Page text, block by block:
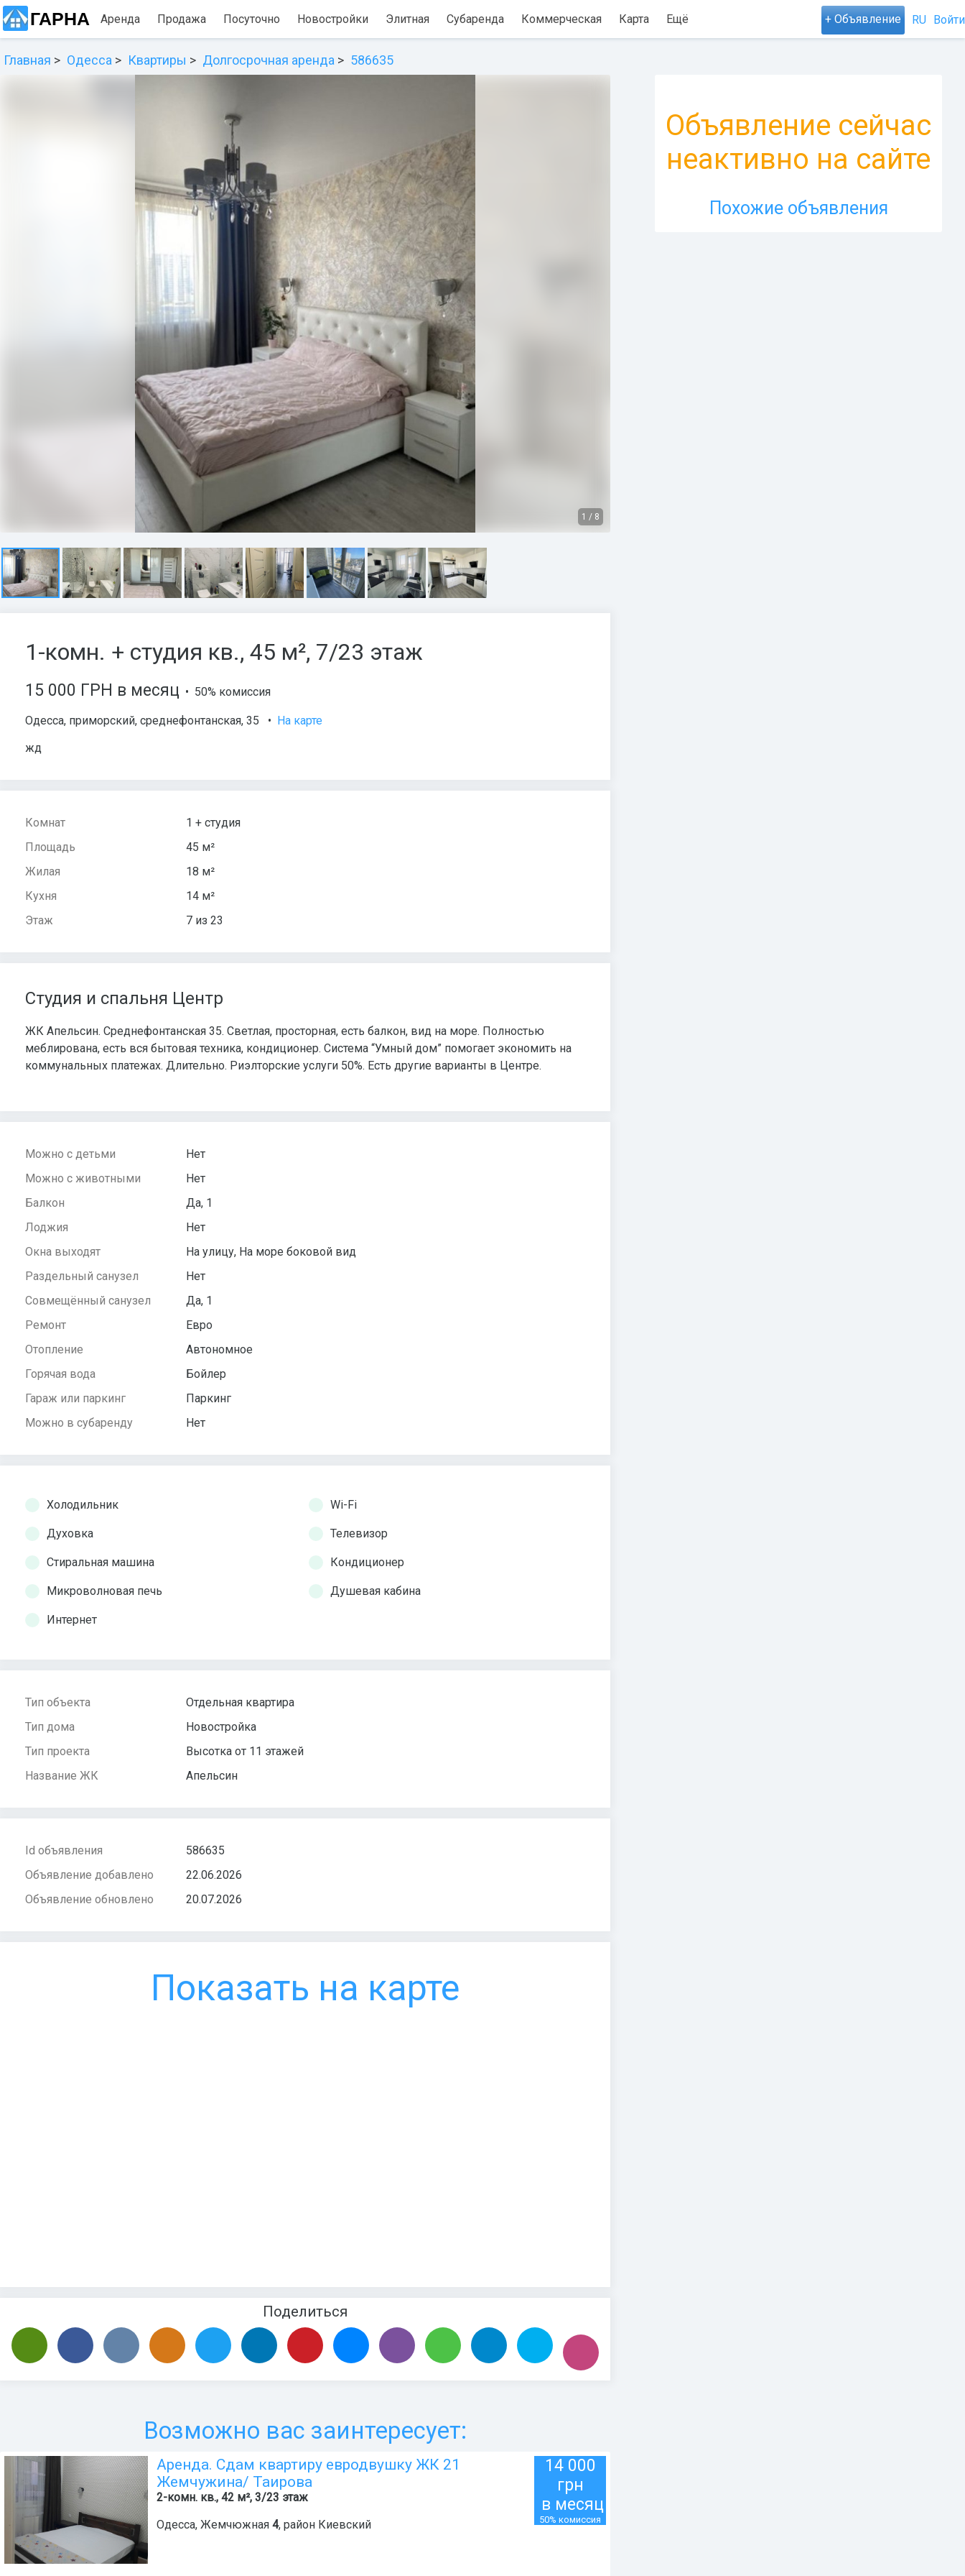
ГАРНА Аренда Продажа Посуточно Новостройки Элитная Субаренда Коммерческая Карта Ещё + Объявление RU Войти
Главная Одесса Квартиры Долгосрочная аренда 586635
1 / 8
1-комн. + студия кв., 45 м², 7/23 этаж
15 000 ГРН в месяц • 50% комиссия
Одесса, приморский, среднефонтанская, 35 •
На карте
жд
Комнат
1 + студия
Площадь
45 м²
Жилая
18 м²
Кухня
14 м²
Этаж
7 из 23
Студия и спальня Центр
ЖК Апельсин. Среднефонтанская 35. Cветлая, просторная, есть балкон, вид на море. Полностью
меблирована, есть вся бытовая техника, кондиционер. Система “Умный дом” помогает экономить на
коммунальных платежах. Длительно. Риэлторские услуги 50%. Есть другие варианты в Центре.
Можно с детьми
Нет
Можно с животными
Нет
Балкон
Да, 1
Лоджия
Нет
Окна выходят
На улицу, На море боковой вид
Раздельный санузел
Нет
Совмещённый санузел
Да, 1
Ремонт
Евро
Отопление
Автономное
Горячая вода
Бойлер
Гараж или паркинг
Паркинг
Можно в субаренду
Нет
Холодильник
Духовка
Стиральная машина
Микроволновая печь
Интернет
Wi-Fi
Телевизор
Кондиционер
Душевая кабина
Тип объекта
Отдельная квартира
Тип дома
Новостройка
Тип проекта
Высотка от 11 этажей
Название ЖК
Апельсин
Id объявления
586635
Объявление добавлено
22.06.2026
Объявление обновлено
20.07.2026
Показать на карте
Поделиться
Возможно вас заинтересует:
Аренда. Сдам квартиру евродвушку ЖК 21
Жемчужина/ Таирова
2-комн. кв., 42 м², 3/23 этаж
Одесса, Жемчюжная 4, район Киевский
14 000
грн
в месяц
50% комиссия
Объявление сейчас
неактивно на сайте
Похожие объявления